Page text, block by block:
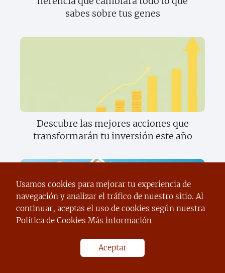
sabes sobre tus genes
Descubre las mejores acciones que
transformarán tu inversión este año
Descubre cómo convertirte en un
experto en ganancias rápidas y fáciles
Usamos cookies para mejorar tu experiencia de
navegación y analizar el tráfico de nuestro sitio. Al
continuar, aceptas el uso de cookies según nuestra
Política de Cookies Más información
Aceptar